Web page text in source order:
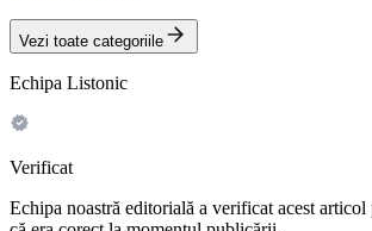
Vezi toate categoriile
Echipa Listonic
Verificat
Echipa noastră editorială a verificat acest articol